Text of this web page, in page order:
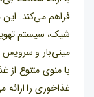
فراهم می‌کند. این
شیک، سیستم
مینی‌بار و
با منوی متنوع
غذاخوری را